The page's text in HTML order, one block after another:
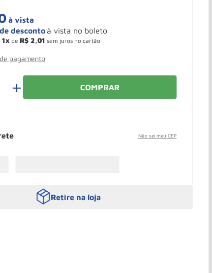
à vista
1 de R$ 2,01 sem juros no cartão
pagamento
＋ COMPRAR
Não sei meu CEP
Retire na loja